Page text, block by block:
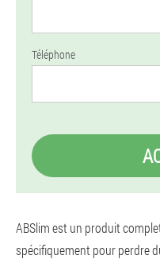
Téléphone
ABSlim est un produit
spécifiquement pour perdre